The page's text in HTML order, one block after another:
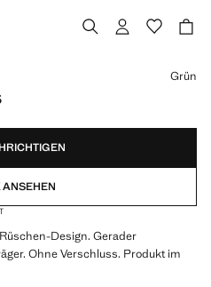
Grün
ANSEHEN
Design. Gerader
Ohne Verschluss. Produkt im